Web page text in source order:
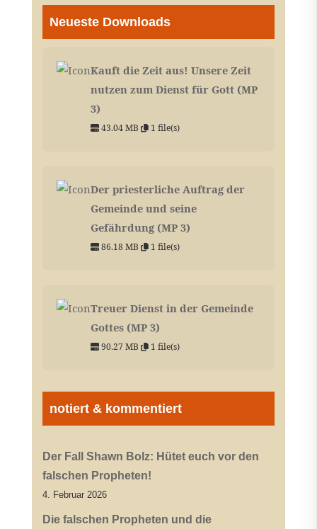
Neueste Downloads
Kauft die Zeit aus! Unsere Zeit
nutzen zum Dienst für Gott (MP
3)
43.04 MB 1 file(s)
Der priesterliche Auftrag der
Gemeinde und seine
Gefährdung (MP 3)
86.18 MB 1 file(s)
Treuer Dienst in der Gemeinde
Gottes (MP 3)
90.27 MB 1 file(s)
notiert & kommentiert
Der Fall Shawn Bolz: Hütet euch vor den
falschen Propheten!
4. Februar 2026
Die falschen Propheten und die